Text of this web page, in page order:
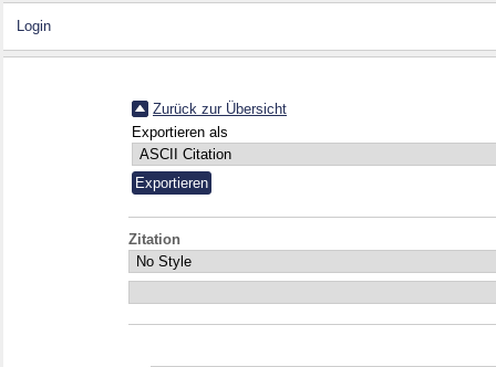
Login
Zurück zur Übersicht
Exportieren als
Zitation